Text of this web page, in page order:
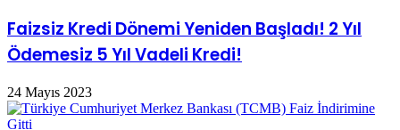
Faizsiz Kredi Dönemi Yeniden Başladı! 2 Yıl
Ödemesiz 5 Yıl Vadeli Kredi!
24 Mayıs 2023